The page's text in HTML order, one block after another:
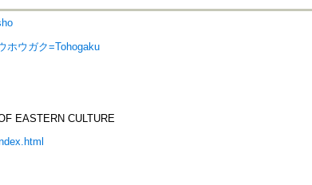
ホウガク=Tohogaku
EASTERN CULTURE